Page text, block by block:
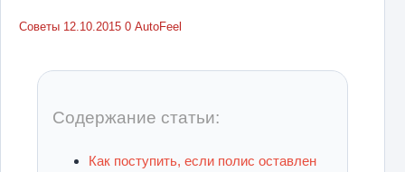
Советы 12.10.2015 0 AutoFeel
Содержание статьи:
Как поступить, если полис оставлен